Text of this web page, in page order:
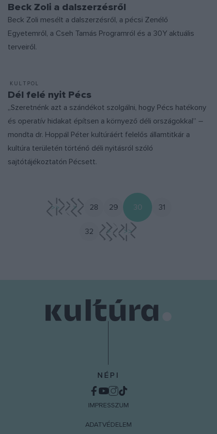
Beck Zoli a dalszerzésről
Beck Zoli mesélt a dalszerzésről, a pécsi Zenélő
Egyetemről, a Cseh Tamás Programról és a 30Y aktuális
terveiről.
KULTPOL
Dél felé nyit Pécs
„Szeretnénk azt a szándékot szolgálni, hogy Pécs hatékony
és operatív hidakat építsen a környező déli országokkal” –
mondta dr. Hoppál Péter kultúráért felelős államtitkár a
kultúra területén történő déli nyitásról szóló
sajtótájékoztatón Pécsett.
<< < 28 29 30 31
32 > >>
NÉPI
IMPRESSZUM
ADATVÉDELEM